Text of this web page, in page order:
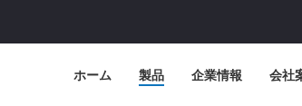
ホーム 製品 企業情報 会社